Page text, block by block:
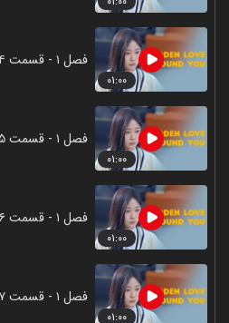
۰۱:۰۰
فصل ۱ - قسمت ۲۴
۰۱:۰۰
فصل ۱ - قسمت ۲۵
۰۱:۰۰
فصل ۱ - قسمت ۲۶
۰۱:۰۰
فصل ۱ - قسمت ۲۷